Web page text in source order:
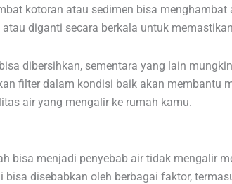
kotoran atau sedimen bisa menghambat
diganti secara berkala untuk
dibersihkan, sementara yang lain
filter dalam kondisi baik akan membantu
air yang mengalir ke rumah kamu.
bisa menjadi penyebab air tidak mengalir
disebabkan oleh berbagai faktor,